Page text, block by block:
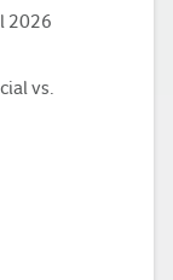
2026
vs.